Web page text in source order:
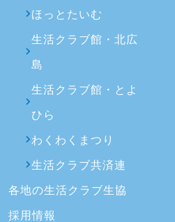
ほっとたいむ
生活クラブ館・北広
島
生活クラブ館・とよ
ひら
わくわくまつり
生活クラブ共済連
各地の生活クラブ生協
採用情報